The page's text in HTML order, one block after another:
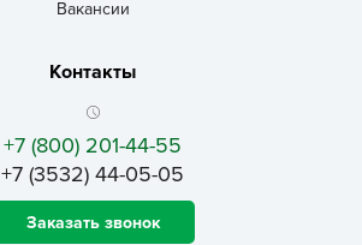
Вакансии
Контакты
+7 (800) 201-44-55
+7 (3532) 44-05-05
Заказать звонок